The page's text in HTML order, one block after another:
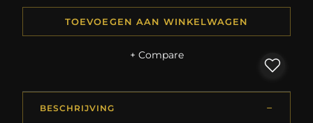
TOEVOEGEN AAN WINKELWAGEN
+ Compare
BESCHRIJVING